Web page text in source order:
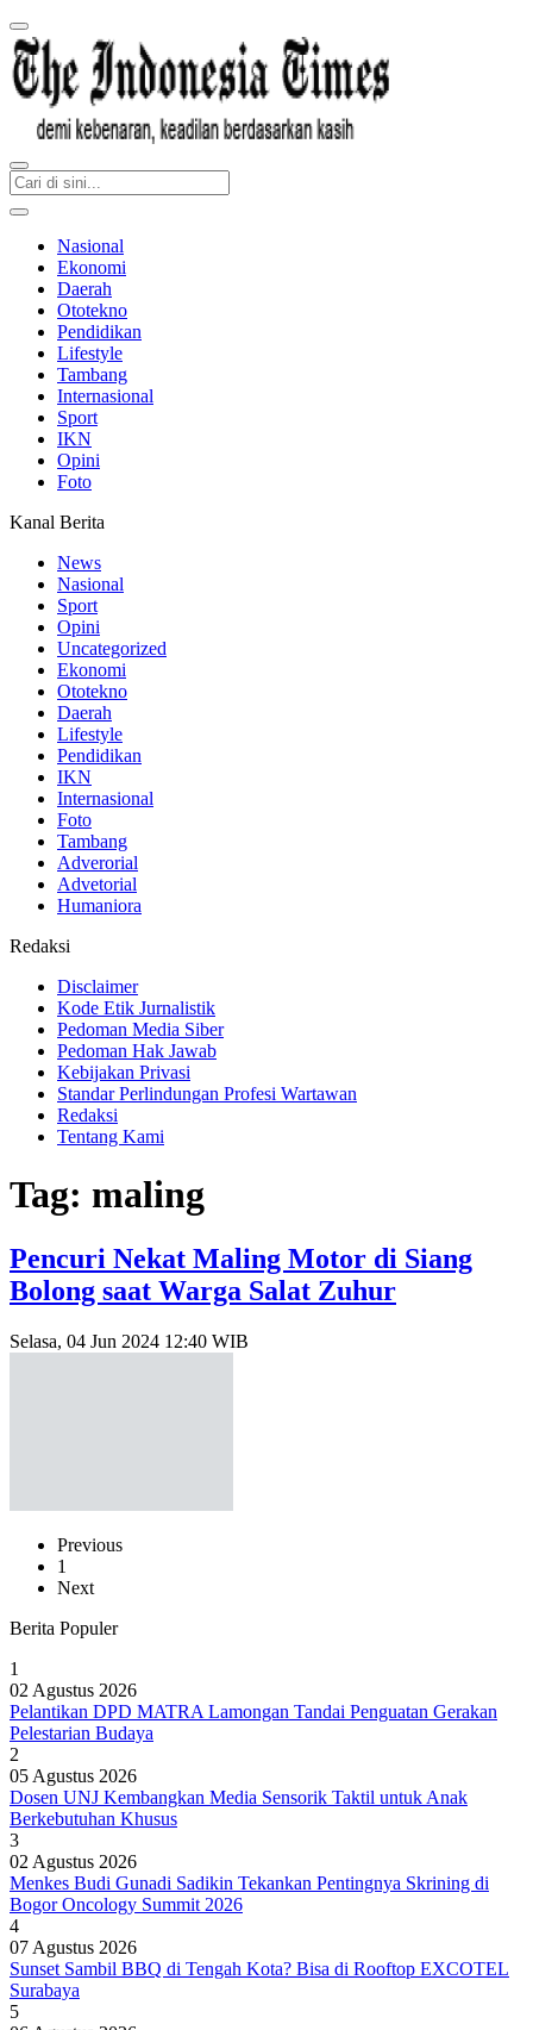
Nasional
Ekonomi
Daerah
Ototekno
Pendidikan
Lifestyle
Tambang
Internasional
Sport
IKN
Opini
Foto
Kanal Berita
News
Nasional
Sport
Opini
Uncategorized
Ekonomi
Ototekno
Daerah
Lifestyle
Pendidikan
IKN
Internasional
Foto
Tambang
Adverorial
Advetorial
Humaniora
Redaksi
Disclaimer
Kode Etik Jurnalistik
Pedoman Media Siber
Pedoman Hak Jawab
Kebijakan Privasi
Standar Perlindungan Profesi Wartawan
Redaksi
Tentang Kami
Tag: maling
Pencuri Nekat Maling Motor di Siang
Bolong saat Warga Salat Zuhur
Selasa, 04 Jun 2024 12:40 WIB
Previous
1
Next
Berita Populer
1
02 Agustus 2026
Pelantikan DPD MATRA Lamongan Tandai Penguatan Gerakan
Pelestarian Budaya
2
05 Agustus 2026
Dosen UNJ Kembangkan Media Sensorik Taktil untuk Anak
Berkebutuhan Khusus
3
02 Agustus 2026
Menkes Budi Gunadi Sadikin Tekankan Pentingnya Skrining di
Bogor Oncology Summit 2026
4
07 Agustus 2026
Sunset Sambil BBQ di Tengah Kota? Bisa di Rooftop EXCOTEL
Surabaya
5